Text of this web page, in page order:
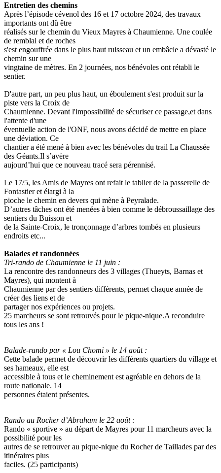
Entretien des chemins
Après l’épisode cévenol des 16 et 17 octobre 2024, des travaux
importants ont dû être
réalisés sur le chemin du Vieux Mayres à Chaumienne. Une coulée
de remblai et de roches
s'est engouffrée dans le plus haut ruisseau et un embâcle a dévasté le
chemin sur une
vingtaine de mètres. En 2 journées, nos bénévoles ont rétabli le
sentier.
D'autre part, un peu plus haut, un éboulement s'est produit sur la
piste vers la Croix de
Chaumienne. Devant l'impossibilité de sécuriser ce passage,et dans
l'attente d'une
éventuelle action de l'ONF, nous avons décidé de mettre en place
une déviation. Ce
chantier a été mené à bien avec les bénévoles du trail La Chaussée
des Géants.Il s’avère
aujourd’hui que ce nouveau tracé sera pérennisé.
Le 17/5, les Amis de Mayres ont refait le tablier de la passerelle de
Fontastier et élargi à la
pioche le chemin en devers qui mène à Peyralade.
D’autres tâches ont été menées à bien comme le débroussaillage des
sentiers du Buisson et
de la Sainte-Croix, le tronçonnage d’arbres tombés en plusieurs
endroits etc...
Balades et randonnées
Tri-rando de Chaumienne le 11 juin :
La rencontre des randonneurs des 3 villages (Thueyts, Barnas et
Mayres), qui montent à
Chaumienne par des sentiers différents, permet chaque année de
créer des liens et de
partager nos expériences ou projets.
25 marcheurs se sont retrouvés pour le pique-nique.A reconduire
tous les ans !
Balade-rando par « Lou Chomi » le 14 août :
Cette balade permet de découvrir les différents quartiers du village et
ses hameaux, elle est
accessible à tous et le cheminement est agréable en dehors de la
route nationale. 14
personnes étaient présentes.
Rando au Rocher d’Abraham le 22 août :
Rando « sportive » au départ de Mayres pour 11 marcheurs avec la
possibilité pour les
autres de se retrouver au pique-nique du Rocher de Taillades par des
itinéraires plus
faciles. (25 participants)